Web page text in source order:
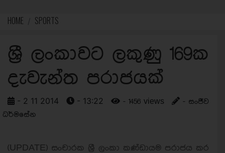
HOME SPORTS
ශ්‍රී ලංකාවට ලකුණු 169ක
දැවැන්ත පරාජයක්
- 2 11 2014 - 13:22 - 1456 views
- සංජීව
ධර්මසේන
(UPDATE) සංචාරක ශ්‍රී ලංකා කණ්ඩායම පරාජය කර